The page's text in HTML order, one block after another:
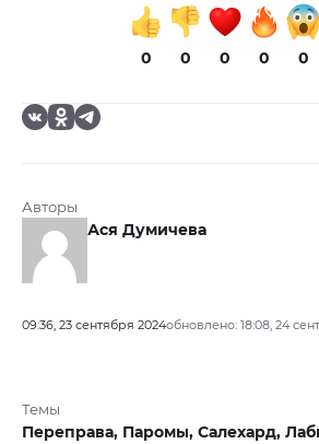
0 0 0 0 0
Авторы
Ася Думичева
09:36, 23 сентября 2024обновлено: 18:08, 24
Темы
Переправа, Паромы, Салехард,